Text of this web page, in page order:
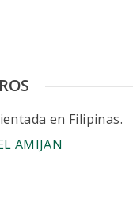
en Filipinas.